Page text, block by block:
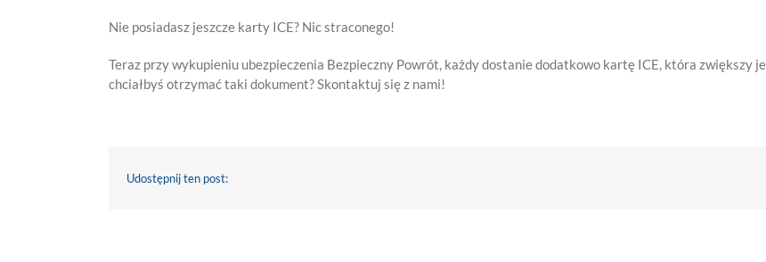
Nie posiadasz jeszcze karty ICE? Nic straconego!
Teraz przy wykupieniu ubezpieczenia Bezpieczny Powrót, każdy dostanie dodatkowo kartę ICE, która zwiększy
chciałbyś otrzymać taki dokument? Skontaktuj się z nami!
Udostępnij ten post: